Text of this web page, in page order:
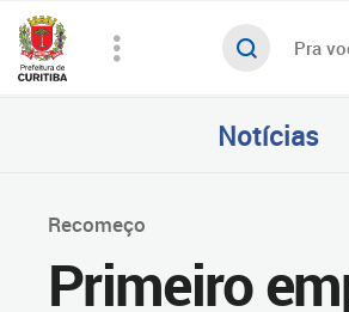
Pra
Notícias
Recomeço
Primeiro